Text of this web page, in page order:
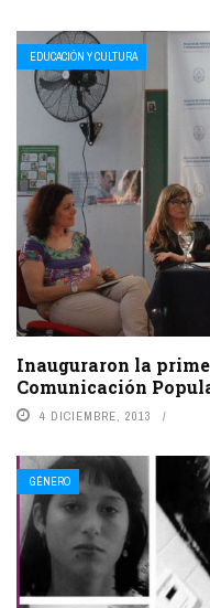
EDUCACIÓN Y CULTURA
Inauguraron la
Comunicación
4 DICIEMBRE, 2013
GÉNERO